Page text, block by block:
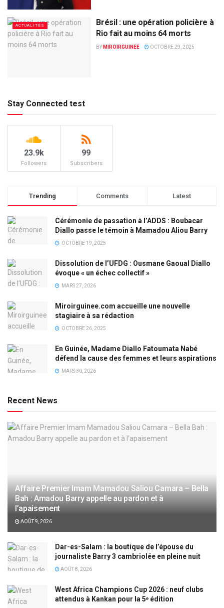
ACTUALITÉS
Brésil : une opération policière à
Rio fait au moins 64 morts
BY MIROIRGUINEE OCTOBRE 29, 2025
Stay Connected test
23.9k
Followers
99
Subscribers
Trending Comments Latest
Cérémonie de passation à l’ADDS : Boubacar
Diallo passe le témoin à Mamadou Aliou Barry
OCTOBRE 19, 2025
Dissolution de l’UFDG : Ousmane Gaoual Diallo
évoque « un échec collectif »
MARS 27, 2026
Miroirguinee.com accueille une nouvelle
stagiaire à sa rédaction
OCTOBRE 26, 2025
En Guinée, Madame Diallo Fatoumata Nabé
défend la cause des femmes et leurs aspirations
MARS 30, 2026
Recent News
Affaire Premier Imam Mamadou Saliou Camara – Bella
Bah : Amadou Barry appelle au pardon et à
l’apaisement
AOÛT 9, 2026
Dar-es-Salam : la boutique de l’épouse du
journaliste Barry 3 cambriolée en pleine nuit
AOÛT 8, 2026
West Africa Champions Cup 2026 : neuf clubs
attendus à Kankan pour la 5ᵉ édition